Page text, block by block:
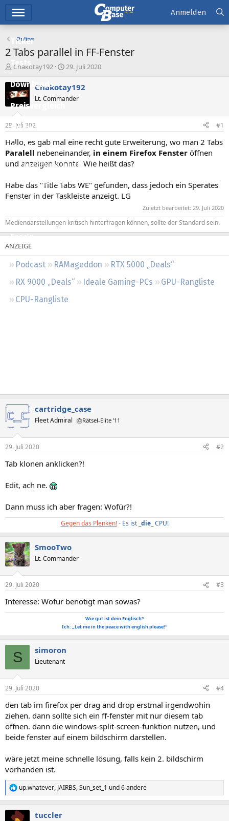
Ticker
Tests
Downloads
Preisvergleich
Forum
Aktuelles
Empfohlene Inhalte
Neue Beiträge
Neueste Aktivitäten
Leserartikel
Regeln
Podcast RAMageddon
RTX 5000 „Deals“
RX 9000 „Deals“
Ideale Gaming-PCs
GPU-Rangliste
CPU-Rangliste
Anmelden
Online
2 Tabs parallel in FF-Fenster
E
s
t
e
e
r
Chakotay192
E
s
t
e
t
a
29. Juli 2020
Chakotay192
Lt. Commander
29. Juli 2020 #1
Hallo, es gab mal eine recht gute Erweiterung, wo man 2 Tabs
Paralell nebeneinander, in einem Firefox Fenster öffnen
und anzeigen konnte. Wie heißt das?
Habe das "Title Tabs WE" gefunden, dass jedoch ein Sperates
Fenster in der Taskleiste anzeigt. LG
Zuletzt bearbeitet: 29. Juli 2020
Mediendarstellungen kritisch hinterfragen können, sollte der Standard sein.
cartridge_case
Fleet Admiral 🎂Rätsel-Elite ’11
29. Juli 2020 #2
Tab klonen anklicken?!
Edit, ach ne.
Dann muss ich aber fragen: Wofür?!
Gegen das Plenken!- Es ist _ die_ CPU!
SmooTwo
Lt. Commander
29. Juli 2020 #3
Interesse: Wofür benötigt man sowas?
Wie gut ist dein Englisch?
Ich: „Let me in the peace with english please!“
S simoron
Lieutenant
29. Juli 2020 #4
den tab im firefox per drag and drop erstmal irgendwohin
ziehen. dann sollte sich ein ff-fenster mit nur diesem tab
öffnen. dann die windows-split-screen-funktion nutzen, und
beide fenster auf einem bildschirm darstellen.
wäre jetzt meine schnelle lösung, falls kein 2. bildschirm
vorhanden ist.
R
e
k
up.whatever, JAIRBS,Sun_set_1 und 6 andere
tuccler